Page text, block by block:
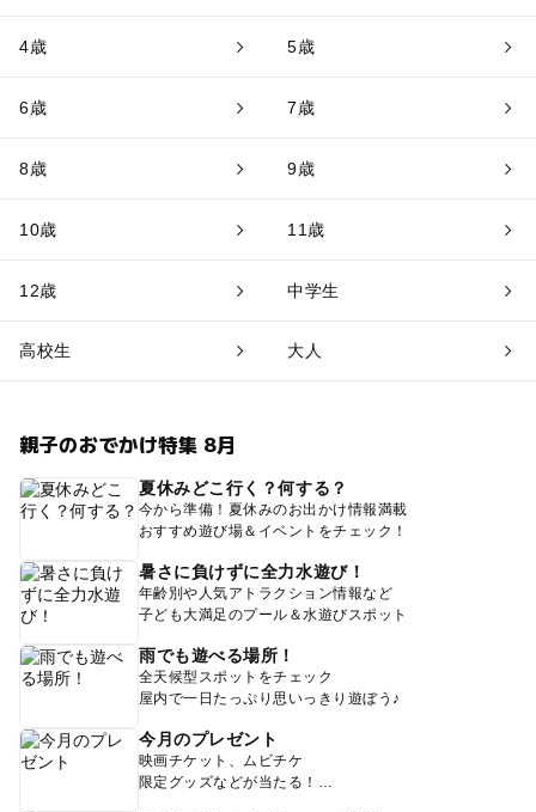
4歳 5歳
6歳 7歳
8歳 9歳
10歳 11歳
12歳 中学生
高校生 大人
親子のおでかけ特集 8月
夏休みどこ行く？何する？
今から準備！夏休みのお出かけ情報満載
おすすめ遊び場＆イベントをチェック！
暑さに負けずに全力水遊び！
年齢別や人気アトラクション情報など
子ども大満足のプール＆水遊びスポット
雨でも遊べる場所！
全天候型スポットをチェック
屋内で一日たっぷり思いっきり遊ぼう♪
今月のプレゼント
映画チケット、ムビチケ
限定グッズなどが当たる！